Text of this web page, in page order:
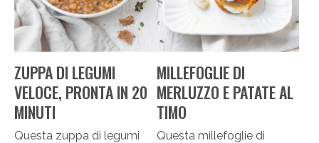
ZUPPA DI LEGUMI
VELOCE, PRONTA IN 20
MINUTI
Questa zuppa di legumi
MILLEFOGLIE DI
MERLUZZO E PATATE AL
TIMO
Questa millefoglie di